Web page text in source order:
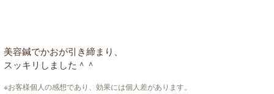
美容鍼でかおが引き締まり、
スッキリしました＾＾
※お客様個人の感想であり、効果には個人差があります。